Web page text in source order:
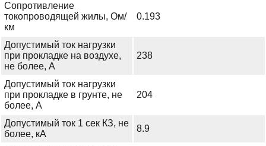
Сопротивление
токопроводящей жилы, Ом/
км
0.193
Допустимый ток нагрузки
при прокладке на воздухе,
не более, А
238
Допустимый ток нагрузки
при прокладке в грунте, не
более, А
204
Допустимый ток 1 сек КЗ, не
более, кА
8.9